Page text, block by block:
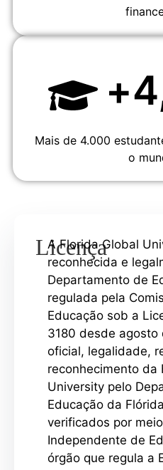
+
Mais de 4.000
o
Licença
A Florida Global
reconhecida e
Departamento de
regulada pela
Educação sob a
3180 desde
oficial, legalidade,
reconhecimento da
University pelo
Educação da
verificados por
Independente de
órgão que regula a